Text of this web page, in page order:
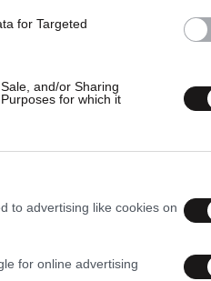
for Targeted
and/or Sharing
for which it
to advertising like cookies on
for online advertising
της με
αφιλοκερδώς.